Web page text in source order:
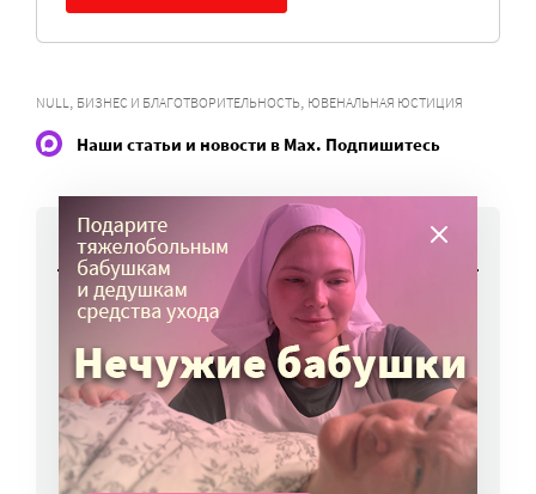
NULL, БИЗНЕС И БЛАГОТВОРИТЕЛЬНОСТЬ, ЮВЕНАЛЬНАЯ ЮСТИЦИЯ
Наши статьи и новости в Max. Подпишитесь
НОВОСТИ
Признаки того, что ребенок попал под
влияние мошенников, описали в МВД России
10 авг, 11:15
В Минздраве предлагают сделать сетку
приема больных более гибкой
10 авг, 10:45